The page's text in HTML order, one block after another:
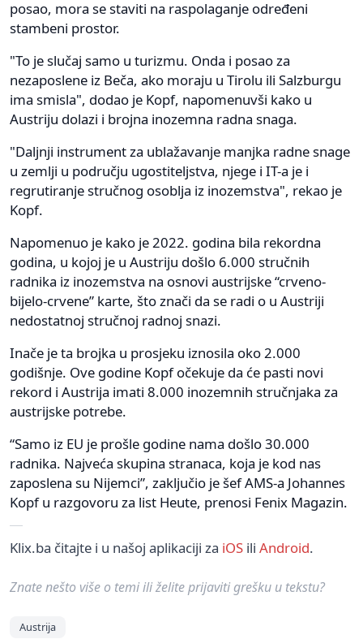
posao, mora se staviti na raspolaganje određeni
stambeni prostor.
"To je slučaj samo u turizmu. Onda i posao za
nezaposlene iz Beča, ako moraju u Tirolu ili Salzburgu
ima smisla", dodao je Kopf, napomenuvši kako u
Austriju dolazi i brojna inozemna radna snaga.
"Daljnji instrument za ublažavanje manjka radne snage
u zemlji u području ugostiteljstva, njege i IT-a je i
regrutiranje stručnog osoblja iz inozemstva", rekao je
Kopf.
Napomenuo je kako je 2022. godina bila rekordna
godina, u kojoj je u Austriju došlo 6.000 stručnih
radnika iz inozemstva na osnovi austrijske “crveno-
bijelo-crvene” karte, što znači da se radi o u Austriji
nedostatnoj stručnoj radnoj snazi.
Inače je ta brojka u prosjeku iznosila oko 2.000
godišnje. Ove godine Kopf očekuje da će pasti novi
rekord i Austrija imati 8.000 inozemnih stručnjaka za
austrijske potrebe.
“Samo iz EU je prošle godine nama došlo 30.000
radnika. Najveća skupina stranaca, koja je kod nas
zaposlena su Nijemci”, zaključio je šef AMS-a Johannes
Kopf u razgovoru za list Heute, prenosi Fenix Magazin.
Klix.ba čitajte i u našoj aplikaciji za iOS ili Android.
Znate nešto više o temi ili želite prijaviti grešku u tekstu?
Austrija